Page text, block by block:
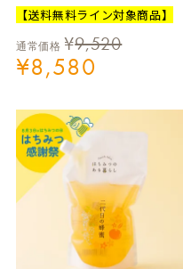
【送料無料ライン対象商品】
通常価格 ¥9,520
¥8,580